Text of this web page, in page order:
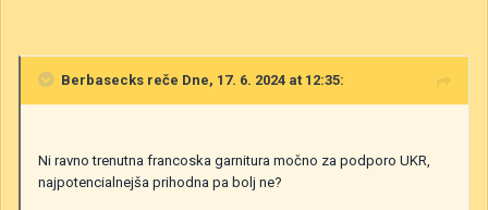
Berbasecks reče Dne, 17. 6. 2024 at 12:35:
Ni ravno trenutna francoska garnitura močno za podporo UKR,
najpotencialnejša prihodna pa bolj ne?